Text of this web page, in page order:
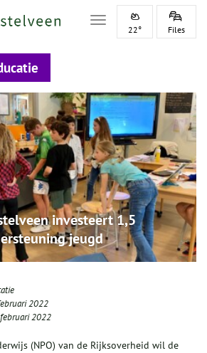
Toggle navigation
22° Files
investeert 1,5
jeugd
2022
2022
(NPO) van de Rijksoverheid wil de